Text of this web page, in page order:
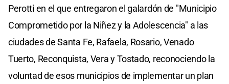
Perotti en el que entregaron el galardón de "Municipio
Comprometido por la Niñez y la Adolescencia" a las
ciudades de Santa Fe, Rafaela, Rosario, Venado
Tuerto, Reconquista, Vera y Tostado, reconociendo la
voluntad de esos municipios de implementar un plan